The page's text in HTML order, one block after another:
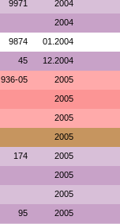
9971 2004
2004
9874 01.2004
45 12.2004
936-05 2005
2005
2005
2005
174 2005
2005
2005
95 2005